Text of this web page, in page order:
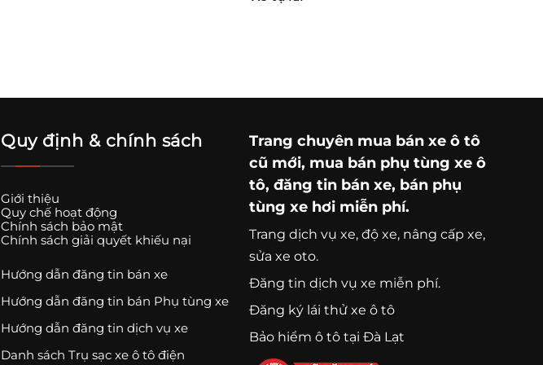
Quy định & chính sách
Giới thiệu
Quy chế hoạt động
Chính sách bảo mật
Chính sách giải quyết khiếu nại
Hướng dẫn đăng tin bán xe
Hướng dẫn đăng tin bán Phụ tùng xe
Hướng dẫn đăng tin dịch vụ xe
Danh sách Trụ sạc xe ô tô điện
Trang chuyên mua bán xe ô tô
cũ mới, mua bán phụ tùng xe ô
tô, đăng tin bán xe, bán phụ
tùng xe hơi miễn phí.
Trang dịch vụ xe, độ xe, nâng cấp xe,
sửa xe oto.
Đăng tin dịch vụ xe miễn phí.
Đăng ký lái thử xe ô tô
Bảo hiểm ô tô tại Đà Lạt